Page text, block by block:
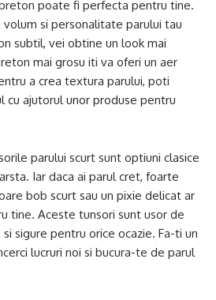
poate fi perfecta pentru tine.
si personalitate parului tau
subtil, vei obtine un look mai
mai grosu iti va oferi un aer
a crea textura parului, poti
cu ajutorul unor produse pentru
parului scurt sunt optiuni clasice
Iar daca ai parul cret, foarte
bob scurt sau un pixie delicat ar
tine. Aceste tunsori sunt usor de
sigure pentru orice ocazie. Fa-ti un
lucruri noi si bucura-te de parul